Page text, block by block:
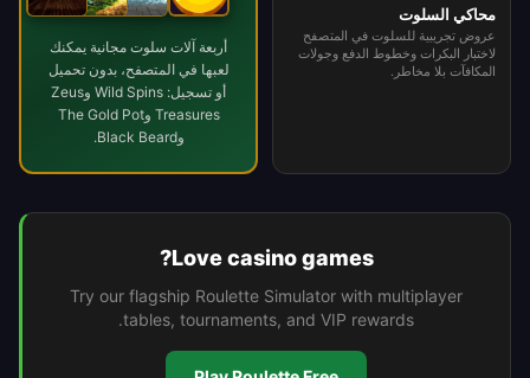
محاكي السلوت
عروض تجريبية للسلوت في المتصفح
لاختبار البكرات وخطوط الدفع وجولات
المكافآت بلا مخاطر.
أربعة آلات سلوت مجانية يمكنك
لعبها في المتصفح، بدون تحميل
أو تسجيل: Wild Spins وZeus
Treasures وThe Gold Pot
وBlack Beard.
Love casino games?
Try our flagship Roulette Simulator with multiplayer
tables, tournaments, and VIP rewards.